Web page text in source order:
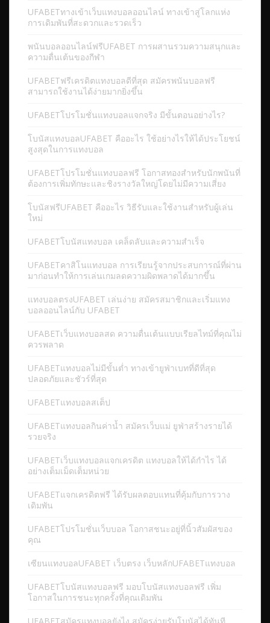
UFABETทางเข้าเว็บแทงบอลออนไลน์ ทางเข้าสู่โลกแห่ง
การเดิมพันที่สะดวกและรวดเร็ว
พนันบอลออนไลน์ฟรีUFABET การผสานรวมความสนุกและ
ความตื่นเต้นของกีฬา
UFABETฟรีเครดิตแทงบอลดีที่สุด สมัครพนันบอลฟรี
สามารถใช้งานได้ง่ายมากยิ่งขึ้น
UFABETโปรโมชั่นแทงบอลแจกจริง มีขั้นตอนอย่างไร?
โบนัสแทงบอลUFABET คืออะไร ใช้อย่างไรให้ได้ประโยชน์
สูงสุดในการแทงบอล
UFABETโปรโมชั่นแทงบอลฟรี โอกาสทองสำหรับนักพนันที่
ต้องการเพิ่มทักษะและชิงรางวัลใหญ่โดยไม่มีความเสี่ยง
โบนัสฟรีUFABET คืออะไร วิธีรับและใช้งานสำหรับผู้เล่น
ใหม่
UFABETโบนัสแทงบอล เคล็ดลับและความสำเร็จ
UFABETคาสิโนแทงบอล การเรียนรู้จากประสบการณ์ที่ผ่าน
มาก่อนทำให้การเล่นเกมลดความผิดพลาดได้มากขึ้น
แทงบอลตรงUFABET เล่นง่าย สมัครสมาชิกและเริ่มแทง
บอลออนไลน์กับ UFABET
UFABETเว็บแทงบอลสด ความตื่นเต้นแบบเรียลไทม์ที่คุณไม่
ควรพลาด
UFABETแทงบอลไม่มีขั้นต่ำ ทางเข้ายูฟ่าเบทที่ดีที่สุด
ปลอดภัยและชัวร์ที่สุด
UFABETแทงบอลสเต็ป
UFABETแทงบอลกินค่าน้ำ สมัครเว็บแม่ ยูฟ่าสร้างรายได้
รวยจริง
UFABETเว็บแทงบอลแจกเครดิต แทงบอลให้ได้กำไร ได้
อย่างเต็มเม็ดเต็มหน่วย
UFABETแจกเครดิตฟรี ได้รับผลตอบแทนที่คุ้มกับการวาง
เดิมพัน
UFABETโปรโมชั่นเว็บบอล โอกาสชนะอยู่ที่นิ้วสัมผัสของ
คุณ
เซียนแทงบอลUFABET เว็บตรง เว็บหลักUFABETแทงบอล
UFABETโบนัสแทงบอลฟรี มอบโบนัสแทงบอลฟรี เพิ่ม
โอกาสในการชนะทุกครั้งที่คุณเดิมพัน